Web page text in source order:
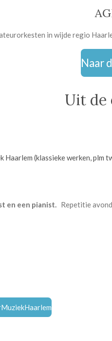
in wijde regio
Naar
Uit de
Haarlem (klassieke werken,
en een pianist. Repetitie